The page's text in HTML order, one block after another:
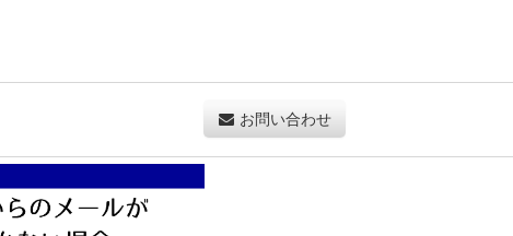
お問い合わせ